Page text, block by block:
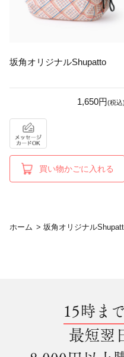
坂角オリジナルShupatto
1,650円(税込)
買い物かごに入れる
ホーム > 坂角オリジナル
15時まで
最短翌